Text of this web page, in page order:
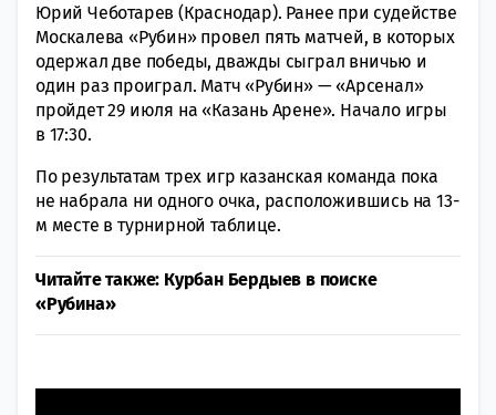
Юрий Чеботарев (Краснодар). Ранее при судействе
Москалева «Рубин» провел пять матчей, в которых
одержал две победы, дважды сыграл вничью и
один раз проиграл. Матч «Рубин» — «Арсенал»
пройдет 29 июля на «Казань Арене». Начало игры
в 17:30.
По результатам трех игр казанская команда пока
не набрала ни одного очка, расположившись на 13-
м месте в турнирной таблице.
Читайте также: Курбан Бердыев в поиске
«Рубина»